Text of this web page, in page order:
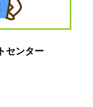
センター